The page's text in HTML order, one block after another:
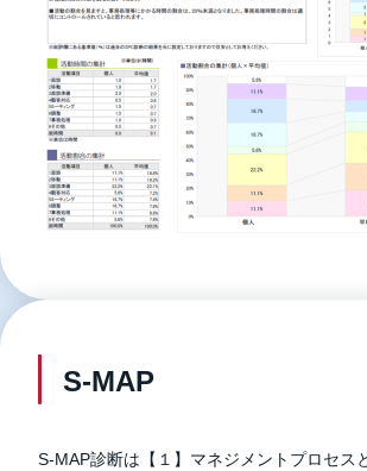
S-MAP
S-MAP診断は【１】マネジメントプロセス